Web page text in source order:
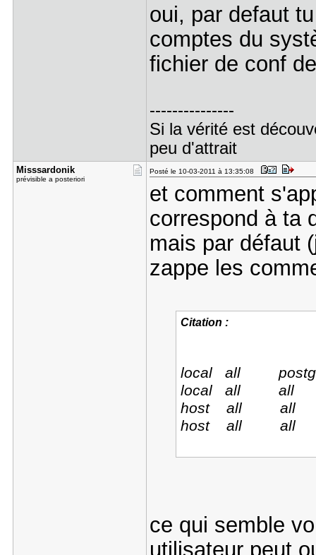
oui, par defaut
comptes du
fichier de conf
---------------
Si la vérité est
peu d'attrait
Misssardon​ik
prévisible a posteriori
Posté le 10-03-2011 à 13:35:08
et comment
correspond à ta
mais par défaut
zappe les
Citation :
local all
local
host all all
host all
ce qui semble
utilisateur peut